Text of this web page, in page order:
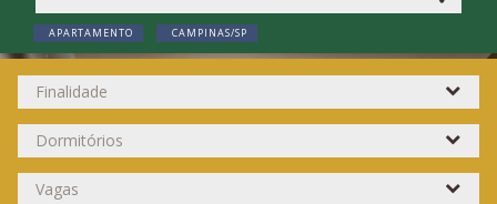
APARTAMENTO CAMPINAS/SP